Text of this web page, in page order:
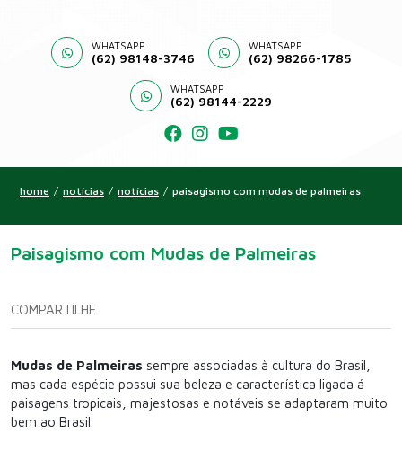
WHATSAPP
(62) 98148-3746
WHATSAPP
(62) 98266-1785
WHATSAPP
(62) 98144-2229
home / notícias / notícias / paisagismo com mudas de palmeiras
Paisagismo com Mudas de Palmeiras
COMPARTILHE
Mudas de Palmeiras sempre associadas à cultura do Brasil,
mas cada espécie possui sua beleza e característica ligada á
paisagens tropicais, majestosas e notáveis se adaptaram muito
bem ao Brasil.